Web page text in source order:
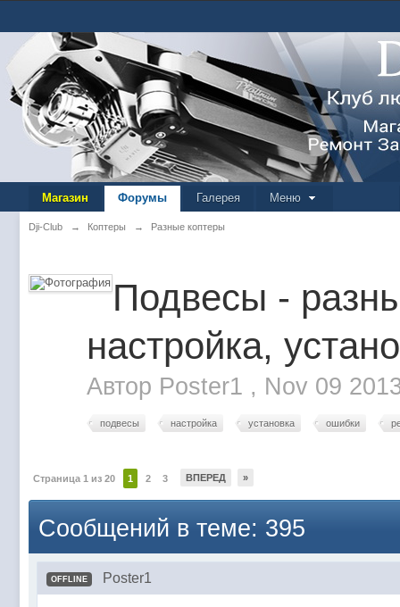
Магазин Форумы Галерея Меню
Dji-Club → Коптеры → Разные коптеры
Подвесы -
настройка,
Автор Poster1 , Nov 09
подвесы настройка установка ошибки
Страница 1 из 20 1 2 3 ВПЕРЕД »
Сообщений в теме: 395
OFFLINE Poster1